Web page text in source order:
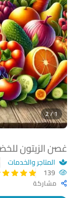
غصن الزيتون
المتاجر والخدمات
مشاركة
1 / 2